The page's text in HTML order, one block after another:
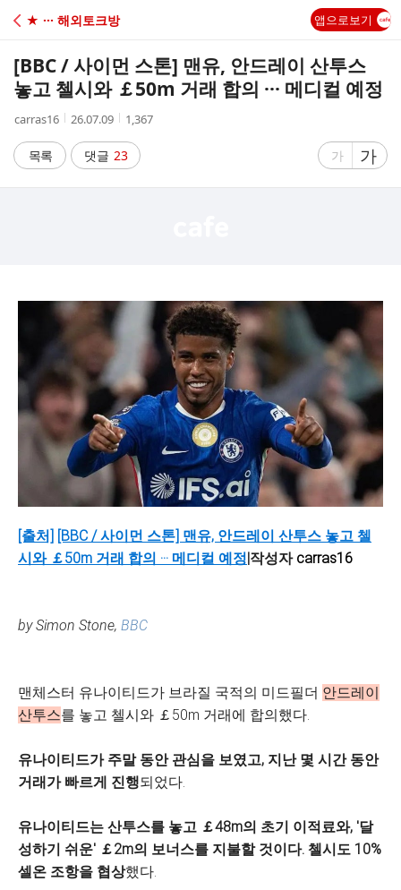
C
A
★ ··· 해외토크방 앱으로보기
[BBC / 사이먼 스톤] 맨유, 안드레이 산투스
놓고 첼시와 ￡50m 거래 합의 ··· 메디컬 예정
작
자
carras16
작
시
간
26.07.09
조
수
1,367
목록 댓글 23
글
가
글
자
가
[출처] [BBC / 사이먼 스톤] 맨유, 안드레이 산투스 놓고 첼
시와 ￡50m 거래 합의 ··· 메디컬 예정|작성자 carras16
by Simon Stone, BBC
맨체스터 유나이티드가 브라질 국적의 미드필더 안드레이
산투스를 놓고 첼시와 ￡50m 거래에 합의했다.
유나이티드가 주말 동안 관심을 보였고, 지난 몇 시간 동안
거래가 빠르게 진행되었다.
유나이티드는 산투스를 놓고 ￡48m의 초기 이적료와, '달
성하기 쉬운' ￡2m의 보너스를 지불할 것이다. 첼시도 10%
셀온 조항을 협상했다.